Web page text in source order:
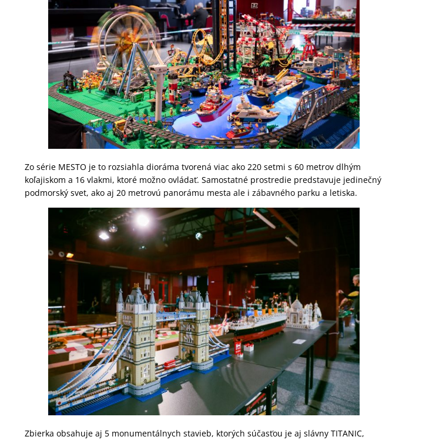
Zo série MESTO je to rozsiahla dioráma tvorená viac ako 220 setmi s 60 metrov dlhým
koľajiskom a 16 vlakmi, ktoré možno ovládať. Samostatné prostredie predstavuje jedinečný
podmorský svet, ako aj 20 metrovú panorámu mesta ale i zábavného parku a letiska.
Zbierka obsahuje aj 5 monumentálnych stavieb, ktorých súčasťou je aj slávny TITANIC,